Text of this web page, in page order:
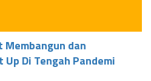
Membangun dan
Di Tengah Pandemi